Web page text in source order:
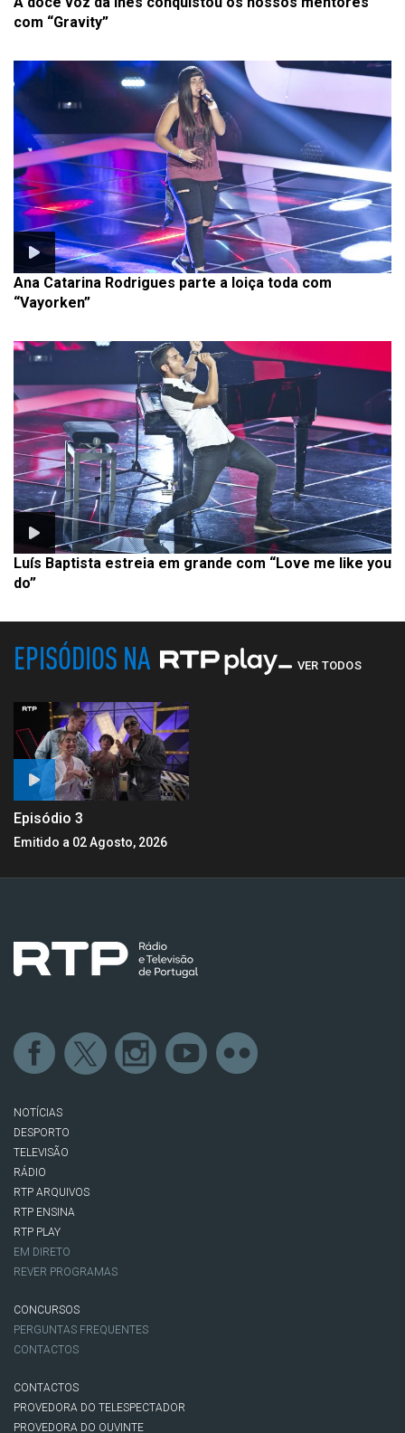
com “Gravity”
Ana Catarina Rodrigues parte a loiça toda com
“Vayorken”
Luís Baptista estreia em grande com “Love me like you
do”
EPISÓDIOS NA VER TODOS
Episódio 3
Emitido a 02 Agosto, 2026
NOTÍCIAS
DESPORTO
TELEVISÃO
RÁDIO
RTP ARQUIVOS
RTP ENSINA
RTP PLAY
EM DIRETO
REVER PROGRAMAS
CONCURSOS
PERGUNTAS FREQUENTES
CONTACTOS
CONTACTOS
PROVEDORA DO TELESPECTADOR
PROVEDORA DO OUVINTE